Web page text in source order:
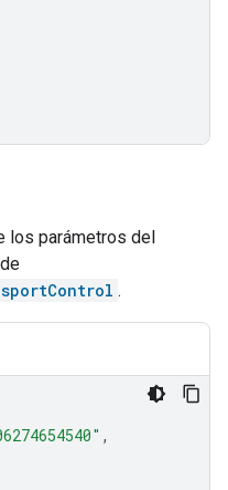
los parámetros del
.
,